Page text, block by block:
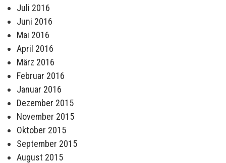
Juli 2016
Juni 2016
Mai 2016
April 2016
März 2016
Februar 2016
Januar 2016
Dezember 2015
November 2015
Oktober 2015
September 2015
August 2015